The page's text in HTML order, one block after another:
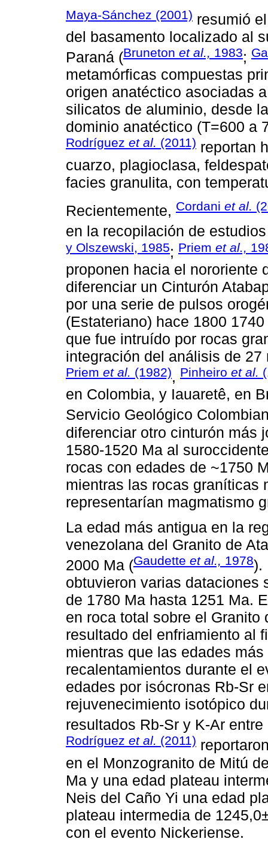
Maya-Sánchez (2001) resumió
del basamento localizado al
Paraná (Bruneton et al., 1983;
metamórficas compuestas
origen anatéctico asociadas
silicatos de aluminio, desde
dominio anatéctico (T=600 a
Rodríguez et al. (2011) reportan
cuarzo, plagioclasa,
facies granulita, con
Recientemente, Cordani et al.
en la recopilación de
y Olszewski, 1985; Priem et al.,
proponen hacia el nororiente
diferenciar un Cinturón
por una serie de pulsos
(Estateriano) hace 1800
que fue intruído por rocas
integración del análisis de
Priem et al. (1982), Pinheiro et al.
en Colombia, y Iauaretê, en
Servicio Geológico
diferenciar otro cinturón más
1580-1520 Ma al
rocas con edades de ~1750
mientras las rocas graníticas
representarían magmatismo
La edad más antigua en la
venezolana del Granito de
2000 Ma (Gaudette et al., 1978).
obtuvieron varias dataciones
de 1780 Ma hasta 1251 Ma.
en roca total sobre el
resultado del enfriamiento al
mientras que las edades
recalentamientos durante el
edades por isócronas Rb-Sr
rejuvenecimiento isotópico
resultados Rb-Sr y K-Ar
Rodríguez et al. (2011)
en el Monzogranito de Mitú
Ma y una edad plateau
Neis del Caño Yi una edad
plateau intermedia de
con el evento Nickeriense.